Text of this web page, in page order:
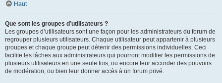
Haut
Que sont les groupes d’utilisateurs ?
Les groupes d’utilisateurs sont une façon pour les administrateurs du forum de
regrouper plusieurs utilisateurs. Chaque utilisateur peut appartenir à plusieurs
groupes et chaque groupe peut détenir des permissions individuelles. Ceci
facilite les tâches aux administrateurs qui pourront modifier les permissions de
plusieurs utilisateurs en une seule fois, ou encore leur accorder des pouvoirs
de modération, ou bien leur donner accès à un forum privé.